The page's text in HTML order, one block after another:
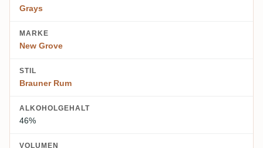
Grays
MARKE
New Grove
STIL
Brauner Rum
ALKOHOLGEHALT
46%
VOLUMEN